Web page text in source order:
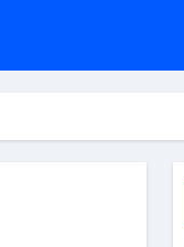
мероприятий и